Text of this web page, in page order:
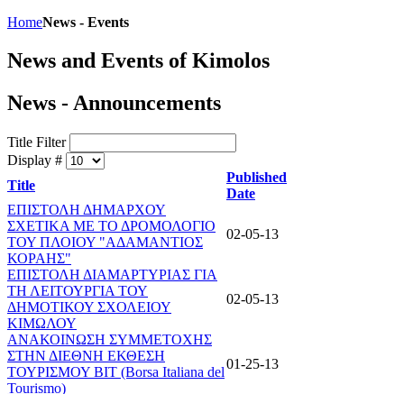
HomeNews - Events
News and Events of Kimolos
News - Announcements
Title Filter
Display #
Title
Published
Date
ΕΠΙΣΤΟΛΗ ΔΗΜΑΡΧΟΥ
ΣΧΕΤΙΚΑ ΜΕ ΤΟ ΔΡΟΜΟΛΟΓΙΟ
ΤΟΥ ΠΛΟΙΟΥ "ΑΔΑΜΑΝΤΙΟΣ
ΚΟΡΑΗΣ"
02-05-13
ΕΠΙΣΤΟΛΗ ΔΙΑΜΑΡΤΥΡΙΑΣ ΓΙΑ
ΤΗ ΛΕΙΤΟΥΡΓΙΑ ΤΟΥ
ΔΗΜΟΤΙΚΟΥ ΣΧΟΛΕΙΟΥ
ΚΙΜΩΛΟΥ
02-05-13
ΑΝΑΚΟΙΝΩΣΗ ΣΥΜΜΕΤΟΧΗΣ
ΣΤΗΝ ΔΙΕΘΝΗ ΕΚΘΕΣΗ
ΤΟΥΡΙΣΜΟΥ BIT (Borsa Italiana del
Tourismo)
01-25-13